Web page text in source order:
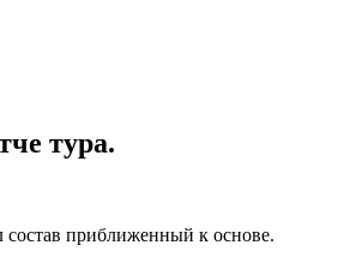
тура.
приближенный к основе.